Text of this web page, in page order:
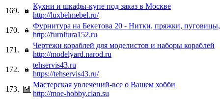
169.
Кухни и шкафы-купе под заказ в Москве
http://luxbelmebel.ru/
170.
Фурнитура на Бекетова 20 - Нитки, пряжки,
http://furnitura152.ru
171.
Чертежи кораблей для моделистов и наборы кораблей
http://modelyard.narod.ru
172.
tehservis43.ru
https://tehservis43.ru/
173.
Мастерская увлечений-все о Вашем хобби
http://moe-hobby.clan.su